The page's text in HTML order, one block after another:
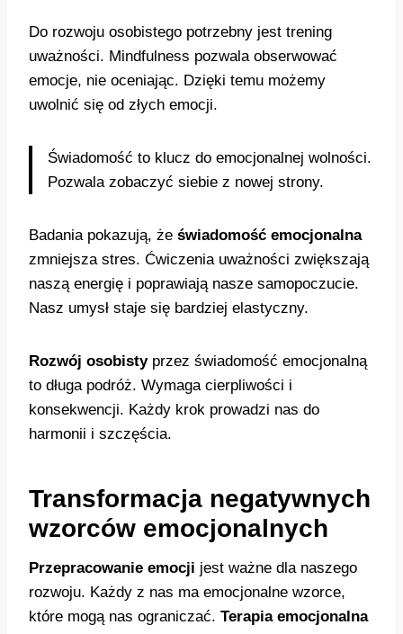
Do rozwoju osobistego potrzebny jest trening
uważności. Mindfulness pozwala obserwować
emocje, nie oceniając. Dzięki temu możemy
uwolnić się od złych emocji.
Świadomość to klucz do emocjonalnej wolności.
Pozwala zobaczyć siebie z nowej strony.
Badania pokazują, że świadomość emocjonalna
zmniejsza stres. Ćwiczenia uważności zwiększają
naszą energię i poprawiają nasze samopoczucie.
Nasz umysł staje się bardziej elastyczny.
Rozwój osobistyprzez świadomość emocjonalną
to długa podróż. Wymaga cierpliwości i
konsekwencji. Każdy krok prowadzi nas do
harmonii i szczęścia.
Transformacja negatywnych
wzorców emocjonalnych
Przepracowanie emocji jest ważne dla naszego
rozwoju. Każdy z nas ma emocjonalne wzorce,
które mogą nas ograniczać. Terapia emocjonalna